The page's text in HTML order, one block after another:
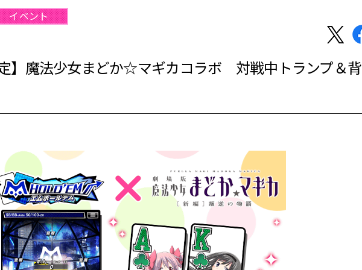
イベント
】魔法少女まどか☆マギカコラボ 対戦中トランプ＆背